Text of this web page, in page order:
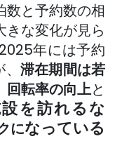
数と予約数の相
な変化が見ら
年には予約
滞在期間は若
回転率の向上と
を訪れるな
になっている